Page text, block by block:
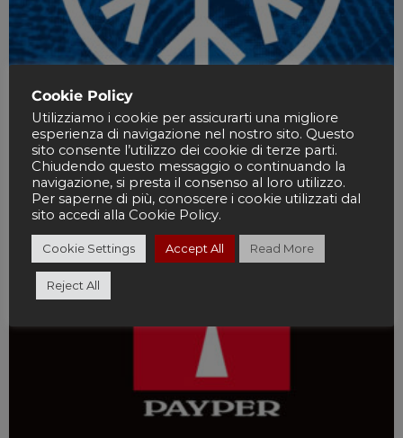
Cookie Policy
Utilizziamo i cookie per assicurarti una migliore
esperienza di navigazione nel nostro sito. Questo
sito consente l’utilizzo dei cookie di terze parti.
Chiudendo questo messaggio o continuando la
navigazione, si presta il consenso al loro utilizzo.
Per saperne di più, conoscere i cookie utilizzati dal
sito accedi alla Cookie Policy.
Cookie Settings Accept All Read More
Reject All